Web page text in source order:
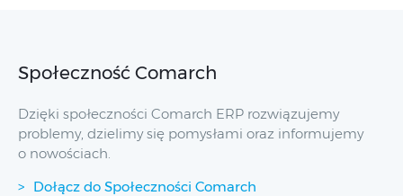
Społeczność Comarch
Dzięki społeczności Comarch ERP rozwiązujemy
problemy, dzielimy się pomysłami oraz informujemy
o nowościach.
Dołącz do Społeczności Comarch